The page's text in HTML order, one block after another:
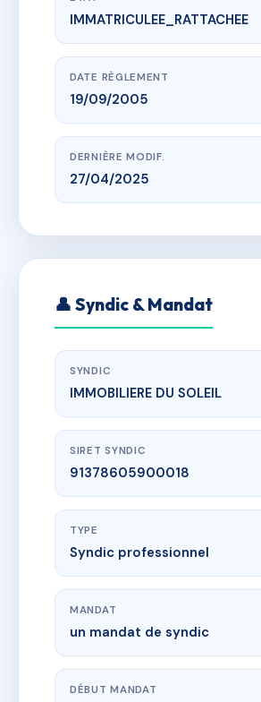
www.vme.plus/AB2540292
LES JARDINS DU ROC
che des croix, 05200 Embrun
IMMATRICULEE_RATTACHEE
DATE RÈGLEMENT
19/09/2005
DERNIÈRE MODIF.
27/04/2025
👤 Syndic & Mandat
SYNDIC
IMMOBILIERE DU SOLEIL
SIRET SYNDIC
91378605900018
TYPE
Syndic professionnel
MANDAT
un mandat de syndic
DÉBUT MANDAT